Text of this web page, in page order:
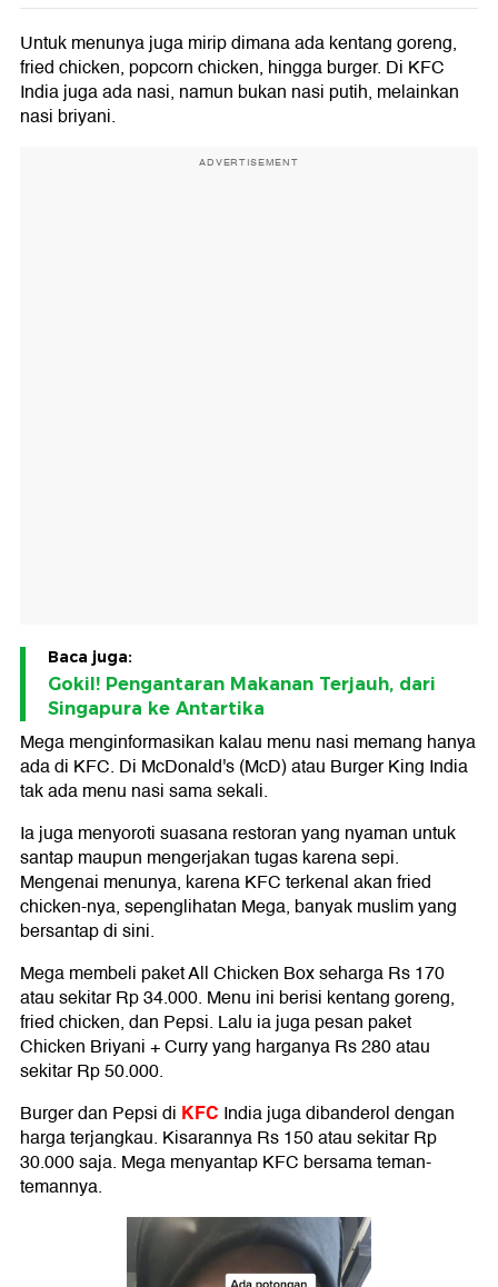
Untuk menunya juga mirip dimana ada kentang goreng,
fried chicken, popcorn chicken, hingga burger. Di KFC
India juga ada nasi, namun bukan nasi putih, melainkan
nasi briyani.
ADVERTISEMENT
Baca juga:
Gokil! Pengantaran Makanan Terjauh, dari
Singapura ke Antartika
Mega menginformasikan kalau menu nasi memang hanya
ada di KFC. Di McDonald's (McD) atau Burger King India
tak ada menu nasi sama sekali.
Ia juga menyoroti suasana restoran yang nyaman untuk
santap maupun mengerjakan tugas karena sepi.
Mengenai menunya, karena KFC terkenal akan fried
chicken-nya, sepenglihatan Mega, banyak muslim yang
bersantap di sini.
Mega membeli paket All Chicken Box seharga Rs 170
atau sekitar Rp 34.000. Menu ini berisi kentang goreng,
fried chicken, dan Pepsi. Lalu ia juga pesan paket
Chicken Briyani + Curry yang harganya Rs 280 atau
sekitar Rp 50.000.
Burger dan Pepsi di KFC India juga dibanderol dengan
harga terjangkau. Kisarannya Rs 150 atau sekitar Rp
30.000 saja. Mega menyantap KFC bersama teman-
temannya.